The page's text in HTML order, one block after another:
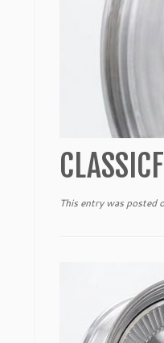
This entry was posted